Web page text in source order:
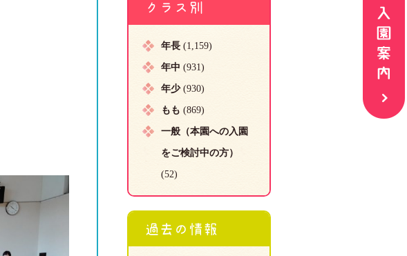
クラス別
年長 (1,159)
年中 (931)
年少(930)
もも (869)
一般（本園への入園
をご検討中の方）
(52)
過去の情報